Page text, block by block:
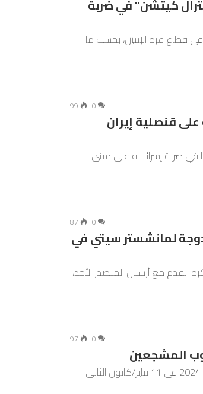
كيتشن" في ضربة
قطاع غزة الإثنين، بحسب ما
0
99
قنصلية إيران
في ضربة إسرائيلية على مبنى
0
87
لمانشستر سيتي في
مع أرسنال المتصدر الأحد،
0
97
المشجعين
موفد فرانس24 إلى ساحل العاج – بدأت فعاليات كأس الأمم الأفريقية 2024 في 11 يناير/كانون الثاني